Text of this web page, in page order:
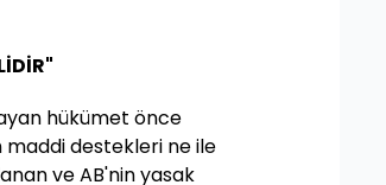
hükümet önce
maddi destekleri ne ile
ve AB'nin yasak